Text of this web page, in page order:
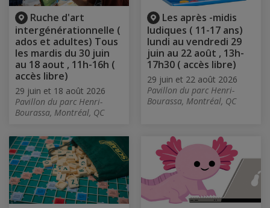
Ruche d'art
intergénérationnelle (
ados et adultes) Tous
les mardis du 30 juin
au 18 aout , 11h-16h (
accès libre)
29 juin et 18 août 2026
Pavillon du parc Henri-
Bourassa, Montréal, QC
Les après -midis
ludiques ( 11-17 ans)
lundi au vendredi 29
juin au 22 août , 13h-
17h30 ( accès libre)
29 juin et 22 août 2026
Pavillon du parc Henri-
Bourassa, Montréal, QC